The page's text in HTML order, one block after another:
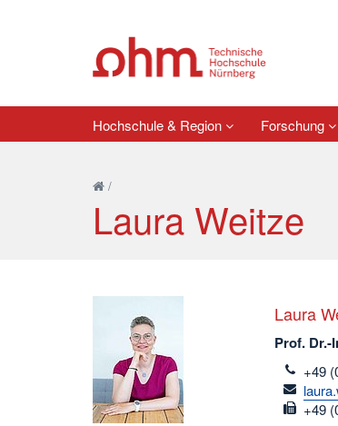
Hochschule & Region Forschung
/
Laura Weitze
Laura
Prof. Dr.-
+49
email
fax
+49